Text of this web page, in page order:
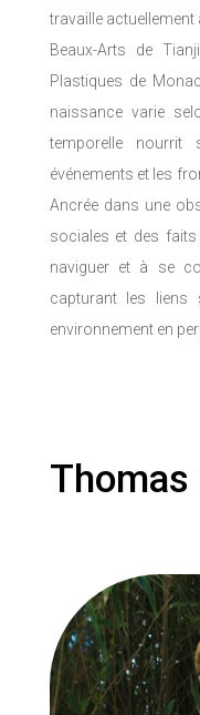
travaille actuellement
Beaux-Arts de
Plastiques de
naissance varie
temporelle
événements et les
Ancrée dans une
sociales et des faits
naviguer et à se
capturant les liens
environnement en
Thomas